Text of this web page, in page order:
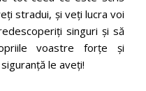
stradui, și veți lucra voi
singuri și să
voastre forțe și
le aveți!